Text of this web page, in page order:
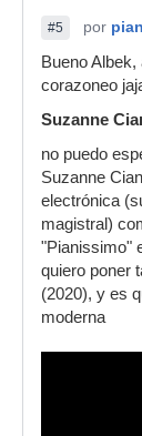
#5 por
Bueno
corazoneo
Suzanne
no puedo
Suzanne
electrónica
magistral)
"Pianissimo"
quiero poner
(2020), y es
moderna